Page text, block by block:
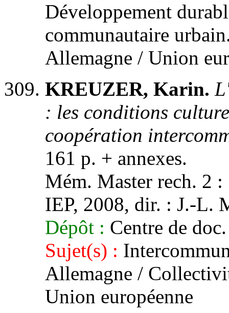
Développement
communautaire
Allemagne / Union
KREUZER, Karin.
: les conditions
coopération
161 p. + annexes.
Mém. Master rech. 2
IEP, 2008, dir. : J.-L.
Dépôt : Centre de doc.
Sujet(s) :
Allemagne /
Union européenne